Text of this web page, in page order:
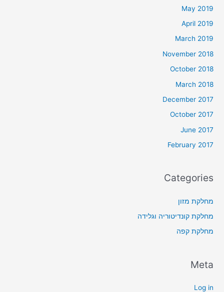
May 2019
April 2019
March 2019
November 2018
October 2018
March 2018
December 2017
October 2017
June 2017
February 2017
Categories
מחלקת מזון
מחלקת קונדיטוריה וגלידה
מחלקת קפה
Meta
Log in